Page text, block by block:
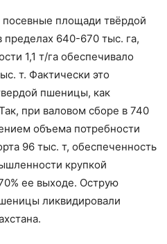
площади твёрдой
640-670 тыс. га,
1,1 т/га обеспечивало
т. Фактически это
пшеницы, как
при валовом сборе в 740
объема потребности
96 тыс. т, обеспеченность
крупкой
ее выходе. Острую
ликвидировали